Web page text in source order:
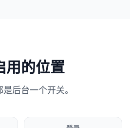
用的位置
后台一个开关。